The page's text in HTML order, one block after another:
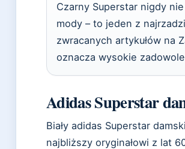
Czarny Superstar nigdy
mody – to jeden z
zwracanych artykułów na
oznacza wysokie
Adidas Superstar
Biały adidas Superstar
najbliższy oryginałowi z lat